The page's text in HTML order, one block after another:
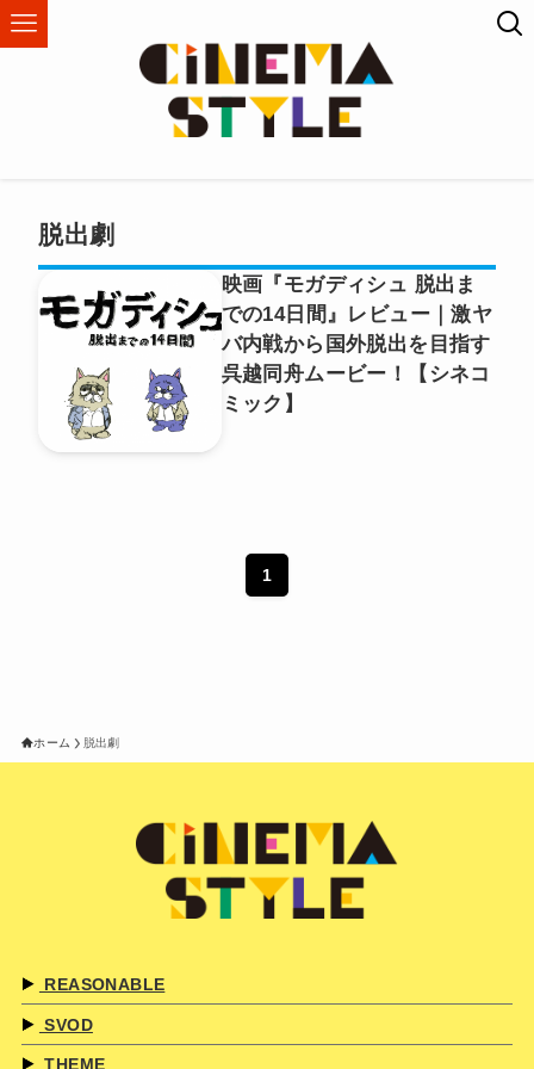
脱出劇
映画『モガディシュ 脱出ま
での14日間』レビュー｜激ヤ
バ内戦から国外脱出を目指す
呉越同舟ムービー！【シネコ
ミック】
1
ホーム 脱出劇
REASONABLE
SVOD
THEME